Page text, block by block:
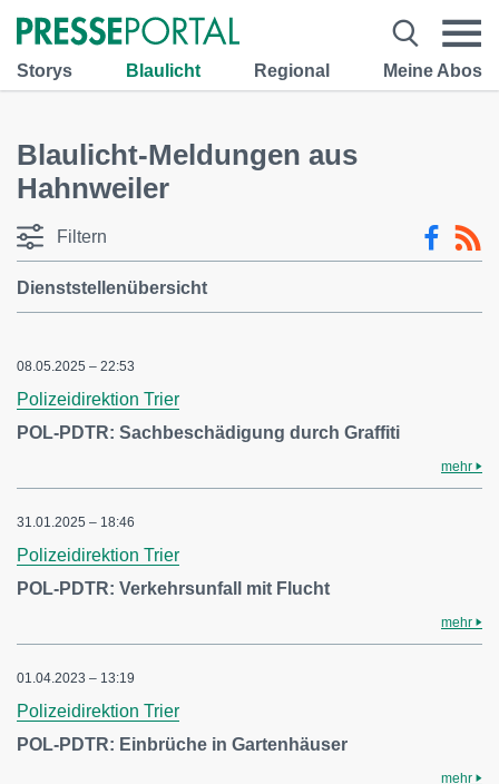
Storys Blaulicht Regional Meine Abos
Blaulicht-Meldungen aus
Hahnweiler
Filtern
Dienststellenübersicht
08.05.2025 – 22:53
Polizeidirektion Trier
POL-PDTR: Sachbeschädigung durch Graffiti
mehr
31.01.2025 – 18:46
Polizeidirektion Trier
POL-PDTR: Verkehrsunfall mit Flucht
mehr
01.04.2023 – 13:19
Polizeidirektion Trier
POL-PDTR: Einbrüche in Gartenhäuser
mehr